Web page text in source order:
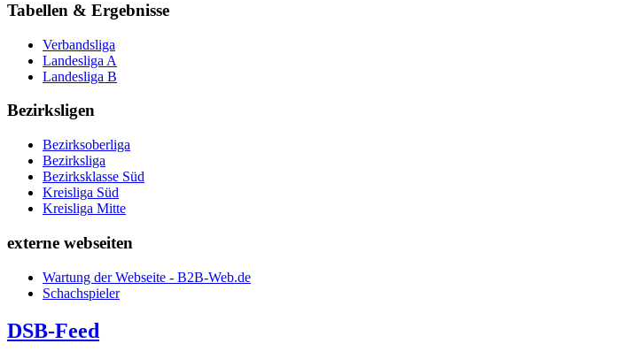
Tabellen & Ergebnisse
Verbandsliga
Landesliga A
Landesliga B
Bezirksligen
Bezirksoberliga
Bezirksliga
Bezirksklasse Süd
Kreisliga Süd
Kreisliga Mitte
externe webseiten
Wartung der Webseite - B2B-Web.de
Schachspieler
DSB-Feed